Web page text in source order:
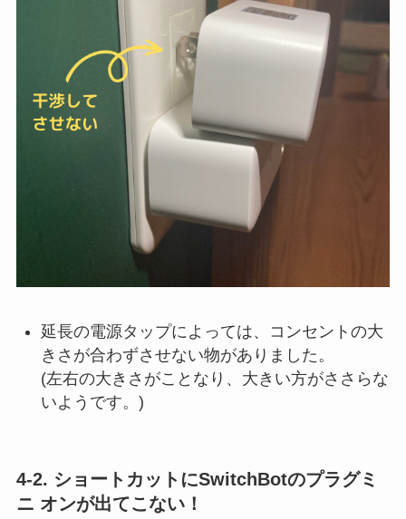
延長の電源タップによっては、コンセントの大
きさが合わずさせない物がありました。
(左右の大きさがことなり、大きい方がささらな
いようです。)
4-2. ショートカットにSwitchBotのプラグミ
ニ オンが出てこない！